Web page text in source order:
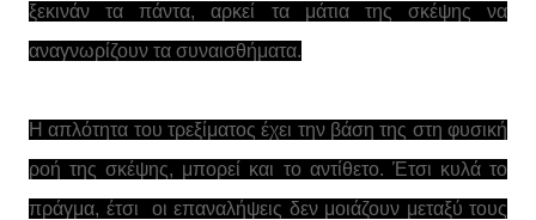
ξεκινάν τα πάντα, αρκεί τα μάτια της σκέψης να
αναγνωρίζουν τα συναισθήματα.
Η απλότητα του τρεξίματος έχει την βάση της στη φυσική
ροή της σκέψης, μπορεί και το αντίθετο. Έτσι κυλά το
πράγμα, έτσι οι επαναλήψεις δεν μοιάζουν μεταξύ τους